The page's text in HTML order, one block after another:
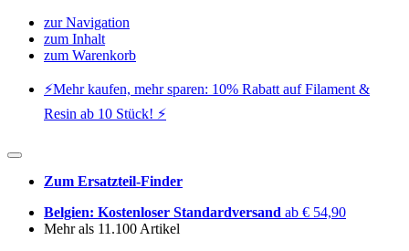
zur Navigation
zum Inhalt
zum Warenkorb
⚡️Mehr kaufen, mehr sparen: 10% Rabatt auf Filament &
Resin ab 10 Stück! ⚡️
Zum Ersatzteil-Finder
Belgien: Kostenloser Standardversand ab € 54,90
Mehr als 11.100 Artikel